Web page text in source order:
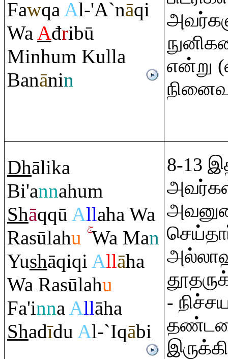
FawqaAl-'A`nāqi
WaAđribū
Minhum Kulla
Banānin
என்று
Dhālika
Bi'annahum
Shāqqū Allaha Wa
Rasūlahu Wa Man
Yushāqiqi Allāha
Wa Rasūlahu
Fa'innaAllāha
Shadīdu Al-`Iqābi
8-13
-